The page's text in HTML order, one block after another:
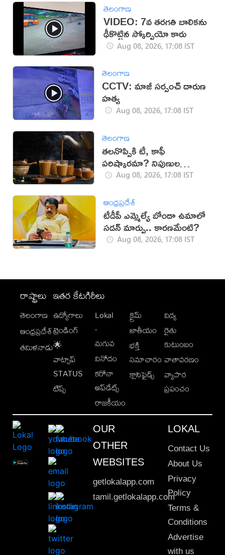
తెలంగాణ
VIDEO: 7వ తరగతి బాలికను
ఢీకొట్టిన స్కోర్పియో కారు
Aug 08, 2026, 17:08 IST
తెలంగాణ
CCTV: మాజీ సర్పంచ్ దారుణ
హత్య
Aug 08, 2026, 17:08 IST
తెలంగాణ
తలనొప్పికి టీ, కాఫీ
పరిష్కారమా? నిపుణుల
సూచనలు ఇవే!
Aug 08, 2026, 17:08 IST
ఆంధ్రప్రదేశ్
టీడీపీ ఎమ్మెల్యే బోండా ఉమాలో
సడన్‌ మార్పు.. కారణమేంటి?
Aug 08, 2026, 17:08 IST
రాష్ట్రాలు
తెలంగాణ
ఆంధ్రప్రదేశ్
తమిళనాడు
ఇతర కేటగిరీలు
ఉద్యోగాలు
ట్రెండింగ్
🌟
వాట్సాప్
STATUS
టిప్స్
Lokal
-
మగువ
వినోదం
కరోనా
అప్‌డేట్స్
రాజకీయం
క్రైమ్
జాతీయం
భక్తి
సమాచారం
క్లాసిఫైడ్స్
విద్య
రైతు
కుటుంబం
వాతావరణం
వ్యాపార
ప్రపంచం
OUR
OTHER
WEBSITES
getlokalapp.com
tamil.getlokalapp.com
LOKAL
Contact Us
About Us
Privacy
Policy
Terms &
Conditions
Advertise
with us